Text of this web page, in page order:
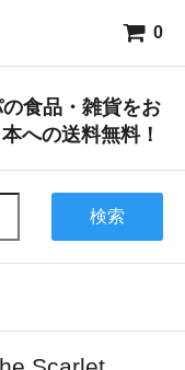
0
食品・雑貨をお
への送料無料！
検索